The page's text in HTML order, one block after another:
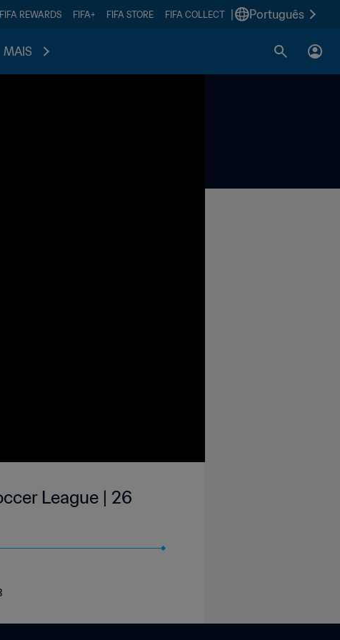
FIFA REWARDS FIFA+ FIFA STORE FIFA COLLECT Português
MAIS
League | 26